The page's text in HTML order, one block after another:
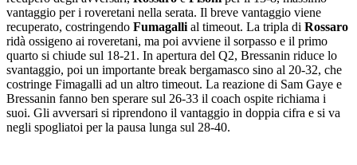
vantaggio per i roveretani nella serata. Il breve vantaggio viene
recuperato, costringendo Fumagalli al timeout. La tripla di Rossaro
ridà ossigeno ai roveretani, ma poi avviene il sorpasso e il primo
quarto si chiude sul 18-21. In apertura del Q2, Bressanin riduce lo
svantaggio, poi un importante break bergamasco sino al 20-32, che
costringe Fimagalli ad un altro timeout. La reazione di Sam Gaye e
Bressanin fanno ben sperare sul 26-33 il coach ospite richiama i
suoi. Gli avversari si riprendono il vantaggio in doppia cifra e si va
negli spogliatoi per la pausa lunga sul 28-40.